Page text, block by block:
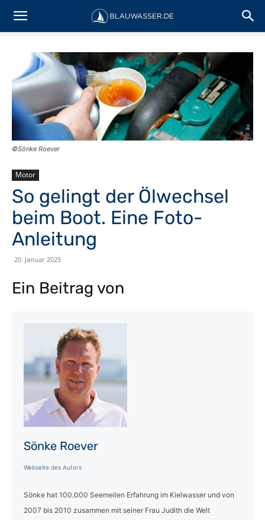
©Sönke Roever
Motor
So gelingt der Ölwechsel
beim Boot. Eine Foto-
Anleitung
20. Januar 2025
Ein Beitrag von
Sönke Roever
Webseite des Autors
Sönke hat 100.000 Seemeilen Erfahrung im Kielwasser und von
2007 bis 2010 zusammen mit seiner Frau Judith die Welt